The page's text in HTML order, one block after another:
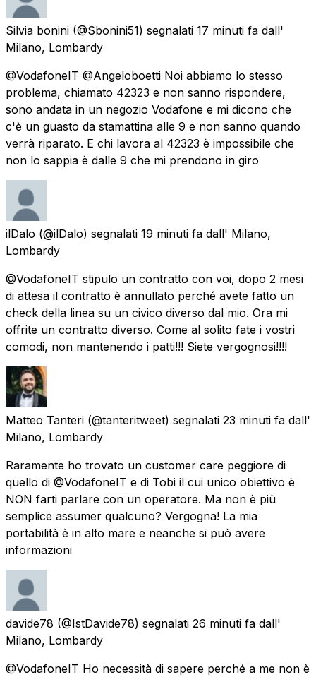
Silvia bonini (@Sbonini51) segnalati 17 minuti fa dall'
Milano, Lombardy
@VodafoneIT @Angeloboetti Noi abbiamo lo stesso
problema, chiamato 42323 e non sanno rispondere,
sono andata in un negozio Vodafone e mi dicono che
c'è un guasto da stamattina alle 9 e non sanno quando
verrà riparato. E chi lavora al 42323 è impossibile che
non lo sappia è dalle 9 che mi prendono in giro
ilDalo (@ilDalo) segnalati 19 minuti fa dall' Milano,
Lombardy
@VodafoneIT stipulo un contratto con voi, dopo 2 mesi
di attesa il contratto è annullato perché avete fatto un
check della linea su un civico diverso dal mio. Ora mi
offrite un contratto diverso. Come al solito fate i vostri
comodi, non mantenendo i patti!!! Siete vergognosi!!!!
Matteo Tanteri (@tanteritweet) segnalati 23 minuti fa dall'
Milano, Lombardy
Raramente ho trovato un customer care peggiore di
quello di @VodafoneIT e di Tobi il cui unico obiettivo è
NON farti parlare con un operatore. Ma non è più
semplice assumer qualcuno? Vergogna! La mia
portabilità è in alto mare e neanche si può avere
informazioni
davide78 (@IstDavide78) segnalati 26 minuti fa dall'
Milano, Lombardy
@VodafoneIT Ho necessità di sapere perché a me non è